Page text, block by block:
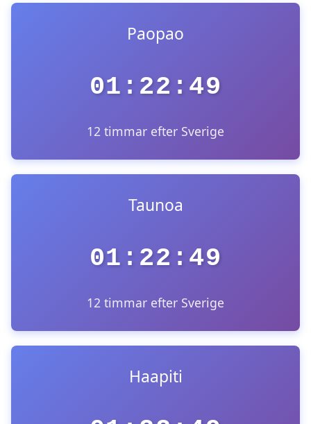
Paopao
01:22:49
12 timmar efter Sverige
Taunoa
01:22:49
12 timmar efter Sverige
Haapiti